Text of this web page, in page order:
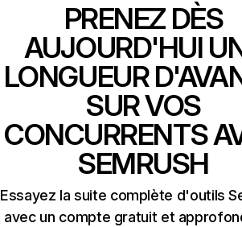
PRENEZ DÈS
AUJOURD'HUI
LONGUEUR
SUR VOS
CONCURRENTS
SEMRUSH
Essayez la suite complète d'outils
avec un compte gratuit et